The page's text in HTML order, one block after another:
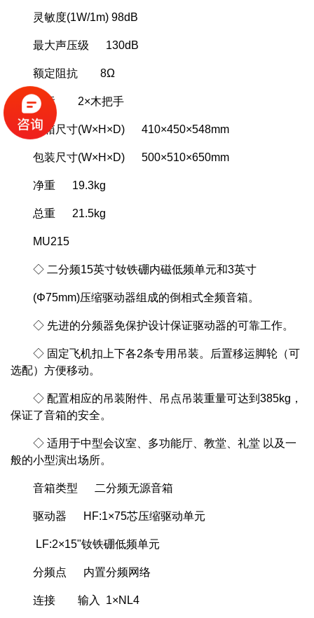
灵敏度(1W/1m) 98dB
最大声压级 130dB
额定阻抗 8Ω
搬运 2×木把手
音箱尺寸(W×H×D) 410×450×548mm
包装尺寸(W×H×D) 500×510×650mm
净重 19.3kg
总重 21.5kg
MU215
◇ 二分频15英寸钕铁硼内磁低频单元和3英寸
(Φ75mm)压缩驱动器组成的倒相式全频音箱。
◇ 先进的分频器免保护设计保证驱动器的可靠工作。
◇ 固定飞机扣上下各2条专用吊装。后置移运脚轮（可
选配）方便移动。
◇ 配置相应的吊装附件、吊点吊装重量可达到385kg，
保证了音箱的安全。
◇ 适用于中型会议室、多功能厅、教堂、礼堂 以及一
般的小型演出场所。
音箱类型 二分频无源音箱
驱动器 HF:1×75芯压缩驱动单元
LF:2×15"钕铁硼低频单元
分频点 内置分频网络
连接 输入 1×NL4